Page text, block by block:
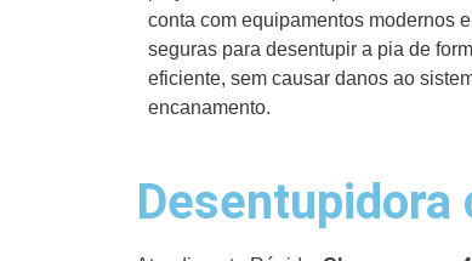
conta com equipamentos modernos
seguras para desentupir a pia de
eficiente, sem causar danos ao
encanamento.
Desentupidora